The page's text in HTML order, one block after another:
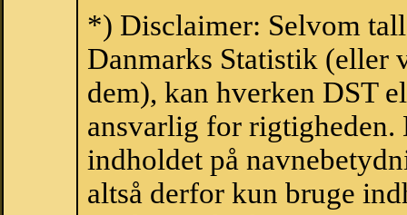
*) Disclaimer: Selvom
Danmarks Statistik (eller
dem), kan hverken DST
ansvarlig for
indholdet på
altså derfor kun bruge